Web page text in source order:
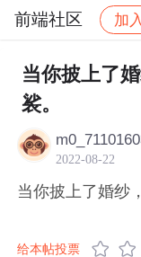
前端社区 加入
社区 前端社区
当你披上了
裟。
2022-08-22
当你披上了婚纱
给本帖投票